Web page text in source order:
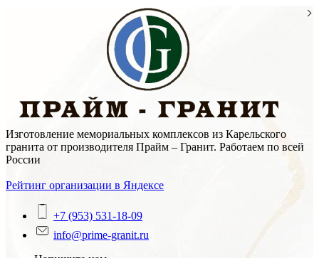
Изготовление мемориальных комплексов из Карельского
гранита от производителя Прайм – Гранит. Работаем по всей
России
Рейтинг организации в Яндексе
+7 (953) 531-18-09
info@prime-granit.ru